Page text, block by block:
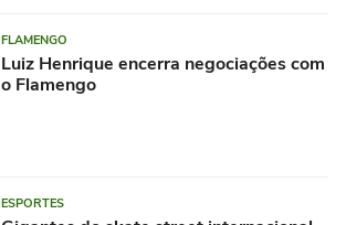
FLAMENGO
Luiz Henrique encerra negociações com
o Flamengo
ESPORTES